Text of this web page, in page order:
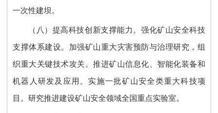
一次性建坝。
（八）提高科技创新支撑能力。强化矿山安全科技
支撑体系建设。加强矿山重大灾害预防与治理研究，组
织重大关键技术攻关。推进矿山信息化、智能化装备和
机器人研发及应用。实施一批矿山安全类重大科技项
目。研究推进建设矿山安全领域全国重点实验室。